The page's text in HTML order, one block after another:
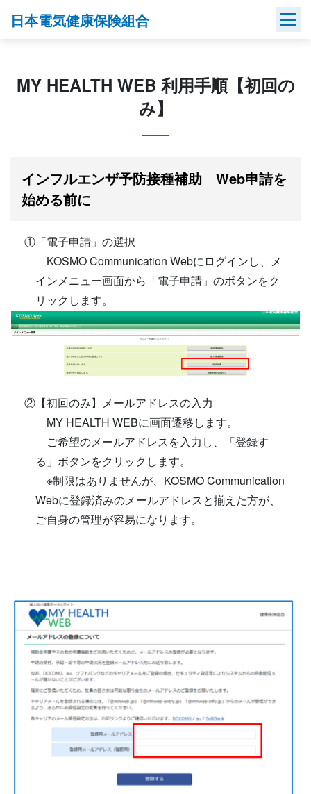
日本電気健康保険組合
MY HEALTH WEB 利用手順【初回の
み】
インフルエンザ予防接種補助 Web申請を
始める前に
①「電子申請」の選択
KOSMO Communication Webにログインし、メ
インメニュー画面から「電子申請」のボタンをク
リックします。
②【初回のみ】メールアドレスの入力
MY HEALTH WEBに画面遷移します。
ご希望のメールアドレスを入力し、「登録す
る」ボタンをクリックします。
※制限はありませんが、KOSMO Communication
Webに登録済みのメールアドレスと揃えた方が、
ご自身の管理が容易になります。